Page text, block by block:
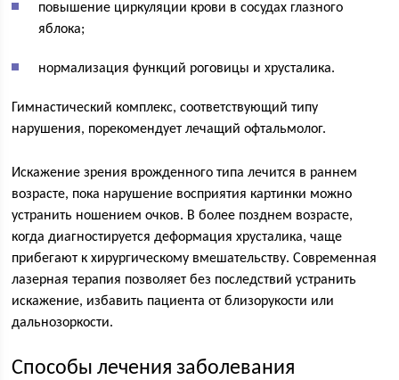
повышение циркуляции крови в сосудах глазного
яблока;
нормализация функций роговицы и хрусталика.
Гимнастический комплекс, соответствующий типу
нарушения, порекомендует лечащий офтальмолог.
Искажение зрения врожденного типа лечится в раннем
возрасте, пока нарушение восприятия картинки можно
устранить ношением очков. В более позднем возрасте,
когда диагностируется деформация хрусталика, чаще
прибегают к хирургическому вмешательству. Современная
лазерная терапия позволяет без последствий устранить
искажение, избавить пациента от близорукости или
дальнозоркости.
Способы лечения заболевания